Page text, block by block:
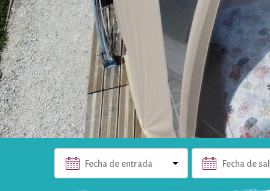
Fecha de entrada Fecha de